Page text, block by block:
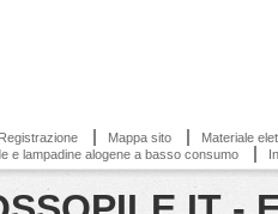
Registrazione Mappa sito
Materiale
e lampadine alogene a basso consumo